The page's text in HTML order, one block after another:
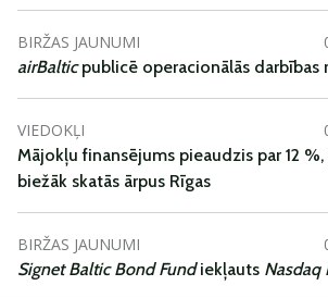
BIRŽAS JAUNUMI
airBalticpublicē operacionālās darbības
VIEDOKĻI
Mājokļu finansējums pieaudzis par 12
biežāk skatās ārpus Rīgas
BIRŽAS JAUNUMI
Signet Baltic Bond Fundiekļauts Nasdaq